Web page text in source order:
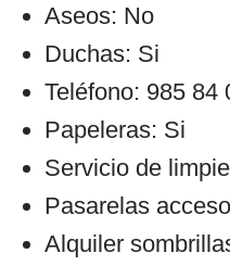
Aseos: No
Duchas: Si
Teléfono: 985 84
Papeleras: Si
Servicio de
Pasarelas
Alquiler